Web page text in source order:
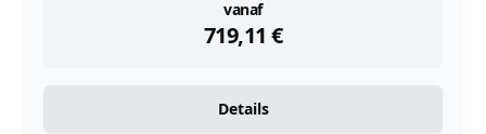
vanaf
719,11 €
instock
Details